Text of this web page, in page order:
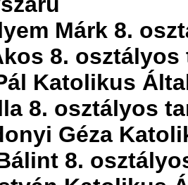
Márk 8.
8. osztályos
Katolikus
8. osztályos
Géza
8.